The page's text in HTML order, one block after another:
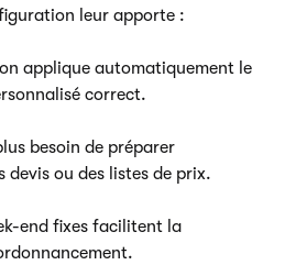
leur apporte :
applique automatiquement le
correct.
besoin de préparer
devis ou des listes de prix.
end fixes facilitent la